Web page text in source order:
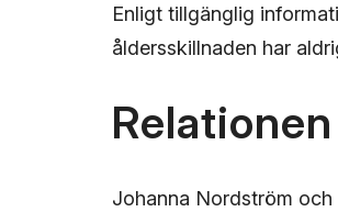
Enligt tillgänglig
åldersskillnaden har
Johanna Nordström